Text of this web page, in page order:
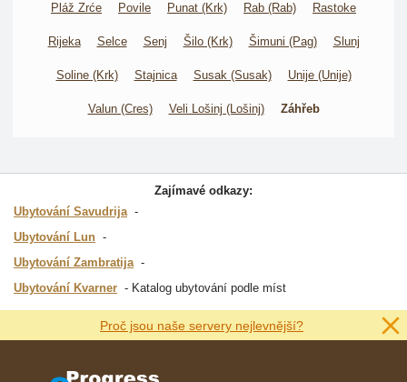
Pláž Zrće Povile Punat (Krk) Rab (Rab) Rastoke
Rijeka Selce Senj Šilo (Krk) Šimuni (Pag) Slunj
Soline (Krk) Stajnica Susak (Susak) Unije (Unije)
Valun (Cres) Veli Lošinj (Lošinj) Záhřeb
Zajímavé odkazy:
Ubytování Savudrija
Ubytování Lun
Ubytování Zambratija
Ubytování Kvarner
Katalog ubytování podle míst
Proč jsou naše servery nejlevnější?